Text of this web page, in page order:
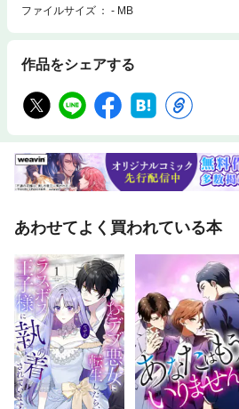
を持っている学生や、既にエンジニアとして
も、知識の拡充、体系的理解に大いに役立
身につけておくべき必須の知識について、幅
向を確認できる。
ファイルサイズ
- MB
作品をシェアする
あわせてよく買われている本